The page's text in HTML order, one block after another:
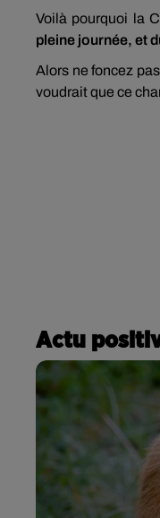
Voilà pourquoi la
pleine journée, et
Alors ne foncez
voudrait que ce
Actu